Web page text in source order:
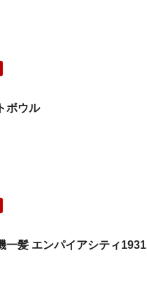
ボウル
一髪 エンパイアシティ1931